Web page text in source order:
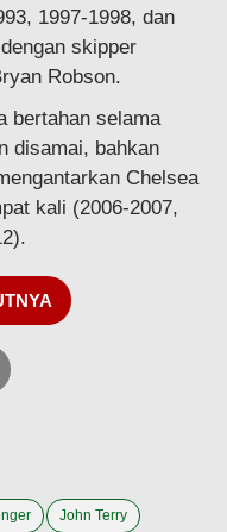
1997-1998, dan
skipper
Robson.
bertahan selama
disamai, bahkan
Chelsea
kali (2006-2007,
John Terry